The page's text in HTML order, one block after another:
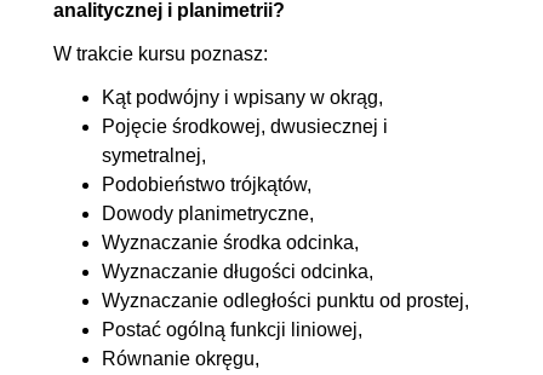
analitycznej i planimetrii?
W trakcie kursu poznasz:
Kąt podwójny i wpisany w okrąg,
Pojęcie środkowej, dwusiecznej i
symetralnej,
Podobieństwo trójkątów,
Dowody planimetryczne,
Wyznaczanie środka odcinka,
Wyznaczanie długości odcinka,
Wyznaczanie odległości punktu od prostej,
Postać ogólną funkcji liniowej,
Równanie okręgu,